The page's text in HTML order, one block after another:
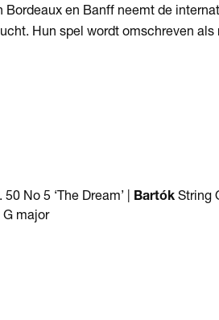
en Banff neemt de
Hun spel wordt omschreven
No 5 ‘The Dream’ | Bartók String
major